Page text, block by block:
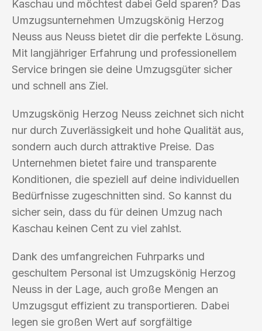
Kaschau und möchtest dabei Geld sparen? Das
Umzugsunternehmen Umzugskönig Herzog
Neuss aus Neuss bietet dir die perfekte Lösung.
Mit langjähriger Erfahrung und professionellem
Service bringen sie deine Umzugsgüter sicher
und schnell ans Ziel.
Umzugskönig Herzog Neuss zeichnet sich nicht
nur durch Zuverlässigkeit und hohe Qualität aus,
sondern auch durch attraktive Preise. Das
Unternehmen bietet faire und transparente
Konditionen, die speziell auf deine individuellen
Bedürfnisse zugeschnitten sind. So kannst du
sicher sein, dass du für deinen Umzug nach
Kaschau keinen Cent zu viel zahlst.
Dank des umfangreichen Fuhrparks und
geschultem Personal ist Umzugskönig Herzog
Neuss in der Lage, auch große Mengen an
Umzugsgut effizient zu transportieren. Dabei
legen sie großen Wert auf sorgfältige